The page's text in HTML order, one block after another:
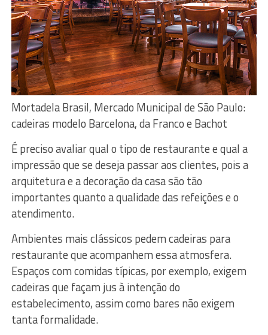
Mortadela Brasil, Mercado Municipal de São Paulo:
cadeiras modelo Barcelona, da Franco e Bachot
É preciso avaliar qual o tipo de restaurante e qual a
impressão que se deseja passar aos clientes, pois a
arquitetura e a decoração da casa são tão
importantes quanto a qualidade das refeições e o
atendimento.
Ambientes mais clássicos pedem cadeiras para
restaurante que acompanhem essa atmosfera.
Espaços com comidas típicas, por exemplo, exigem
cadeiras que façam jus à intenção do
estabelecimento, assim como bares não exigem
tanta formalidade.